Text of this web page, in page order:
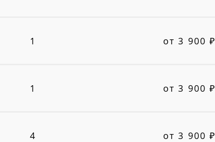
1 от 3 900 ₽
1 от 3 900 ₽
4 от 3 900 ₽